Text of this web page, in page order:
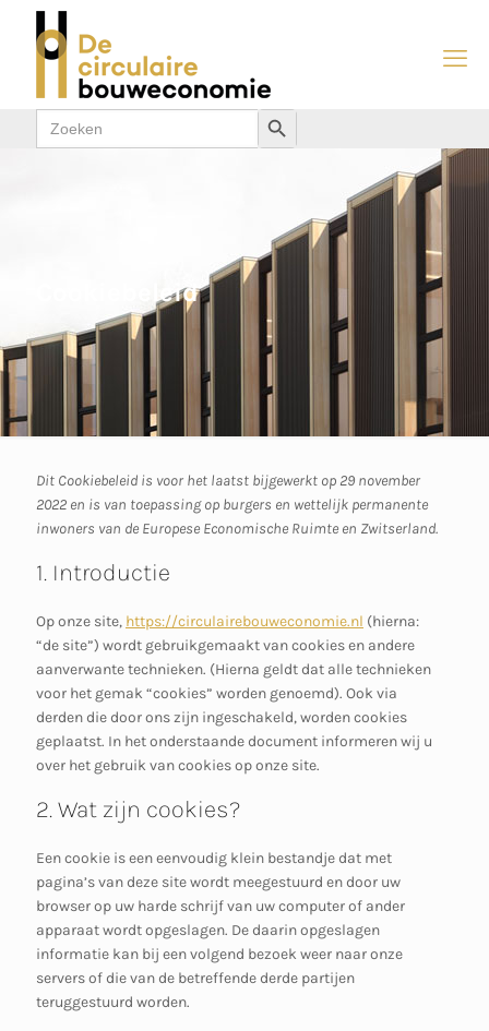
Zoek
naar:
Zoekknop
Cookiebeleid
Dit Cookiebeleid is voor het laatst bijgewerkt op 29 november
2022 en is van toepassing op burgers en wettelijk permanente
inwoners van de Europese Economische Ruimte en Zwitserland.
1. Introductie
Op onze site, https://circulairebouweconomie.nl (hierna:
“de site”) wordt gebruikgemaakt van cookies en andere
aanverwante technieken. (Hierna geldt dat alle technieken
voor het gemak “cookies” worden genoemd). Ook via
derden die door ons zijn ingeschakeld, worden cookies
geplaatst. In het onderstaande document informeren wij u
over het gebruik van cookies op onze site.
2. Wat zijn cookies?
Een cookie is een eenvoudig klein bestandje dat met
pagina’s van deze site wordt meegestuurd en door uw
browser op uw harde schrijf van uw computer of ander
apparaat wordt opgeslagen. De daarin opgeslagen
informatie kan bij een volgend bezoek weer naar onze
servers of die van de betreffende derde partijen
teruggestuurd worden.